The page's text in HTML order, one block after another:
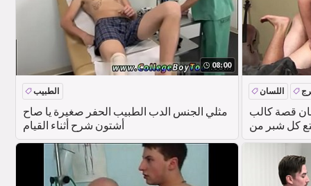
08:00
مثلي الجنس الدب الطبيب الحفر صغيرة يا صاح
أشتون شرح أثناء القيام
الطبيب
قصة كالب
كل شبر من
اللسان